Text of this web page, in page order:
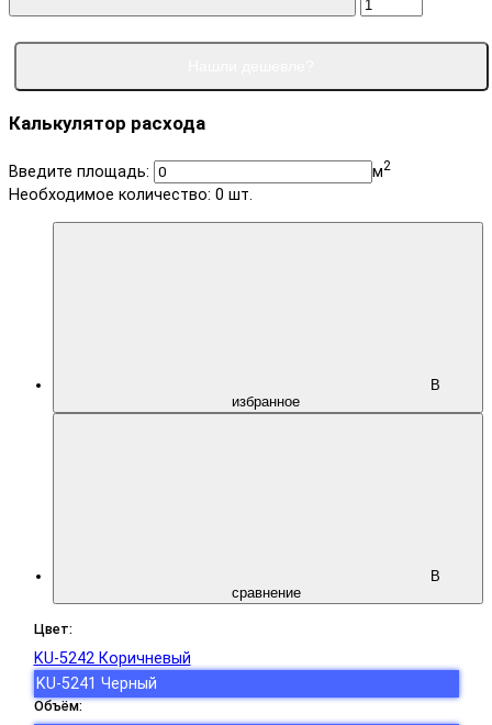
Калькулятор расхода
Введите площадь: м2
Необходимое количество: 0 шт.
В
избранное
В
сравнение
Цвет:
KU-5242 Коричневый
KU-5241 Черный
Объём: